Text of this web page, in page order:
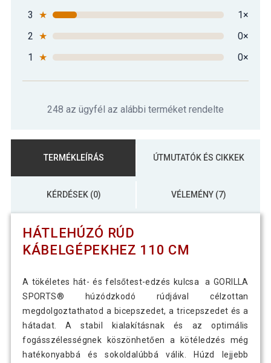
3
★
1×
2 ★
0×
1
★ 0×
248 az ügyfél az alábbi terméket rendelte
TERMÉKLEÍRÁS ÚTMUTATÓK ÉS CIKKEK
KÉRDÉSEK (0) VÉLEMÉNY (7)
HÁTLEHÚZÓ RÚD
KÁBELGÉPEKHEZ 110 CM
A tökéletes hát- és felsőtest-edzés kulcsa a GORILLA
SPORTS® húzódzkodó rúdjával célzottan
megdolgoztathatod a bicepszedet, a tricepszedet és a
hátadat. A stabil kialakításnak és az optimális
fogásszélességnek köszönhetően a kötéledzés még
hatékonyabbá és sokoldalúbbá válik. Húzd lejjebb